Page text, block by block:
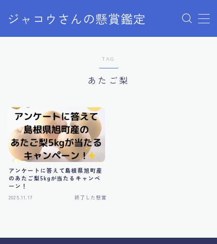
ジャコウさんの懸賞鑑定
MENU
クローズドキャンペーン
ユニバ懸賞
商品購入
当選報告
TAG
あたご梨
アンケートに答えて島根県旭町産
のあたご梨5kgが当たるキャンペ
ーン！
2025.11.17 終了した懸賞